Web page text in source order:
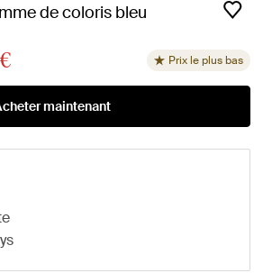
de coloris bleu
Prix le plus bas
maintenant